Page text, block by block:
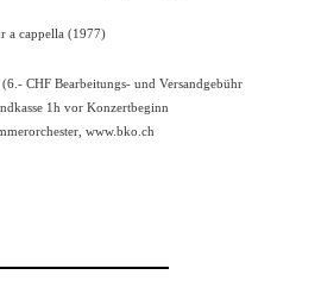
a cappella (1977)
CHF Bearbeitungs- und Versandgebühr
1h vor Konzertbeginn
www.bko.ch